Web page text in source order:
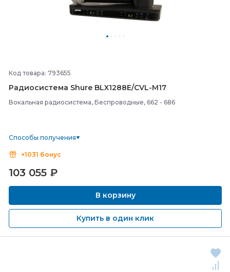
Код товара: 793655
Радиосистема Shure BLX1288E/CVL-M17
Вокальная радиосистема, Беспроводные, 662 - 686
Способы получения
+1031 бонус
103 055 ₽
В корзину
Купить в один клик